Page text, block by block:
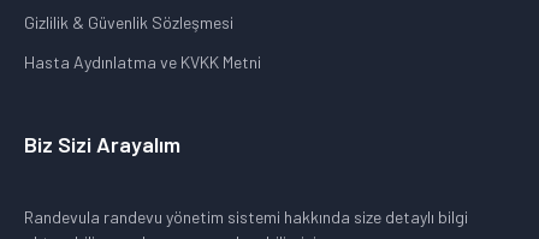
Gizlilik & Güvenlik Sözleşmesi
Hasta Aydınlatma ve KVKK Metni
Biz Sizi Arayalım
Randevula randevu yönetim sistemi hakkında size detaylı bilgi